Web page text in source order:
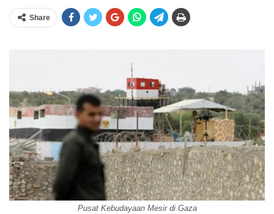
Share
Pusat Kebudayaan Mesir di Gaza